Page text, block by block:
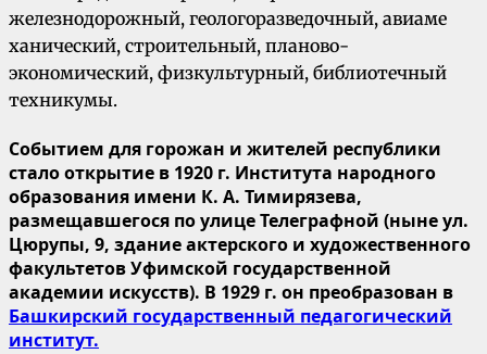
железнодорожный, геологоразведочный, авиаме
ханический, строительный, планово-
экономический, физкультурный, библиотечный
техникумы.
Событием для горожан и жителей республики
стало открытие в 1920 г. Института народного
образования имени К. А. Тимирязева,
размещавшегося по улице Телеграфной (ныне ул.
Цюрупы, 9, здание актерского и художественного
факультетов Уфимской государственной
академии искусств). В 1929 г. он преобразован в
Башкирский государственный педагогический
институт.